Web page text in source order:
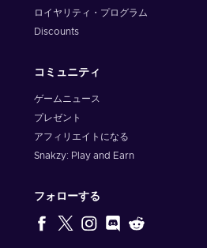
ロイヤリティ・プログラム
Discounts
コミュニティ
ゲームニュース
プレゼント
アフィリエイトになる
Snakzy: Play and Earn
フォローする